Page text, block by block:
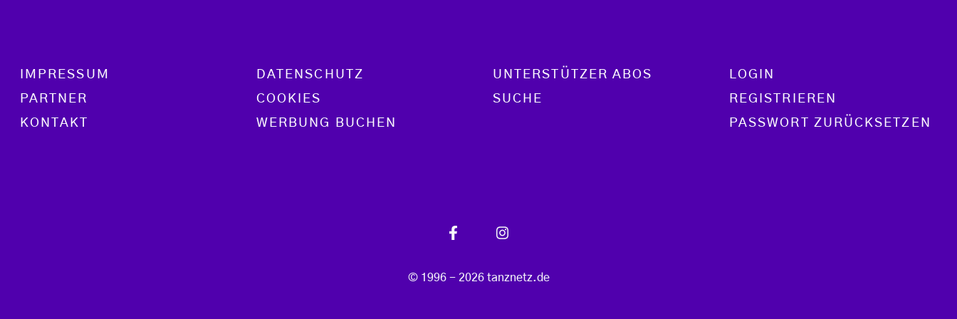
Footer menu
IMPRESSUM
PARTNER
KONTAKT
DATENSCHUTZ
COOKIES
WERBUNG BUCHEN
UNTERSTÜTZER ABOS
SUCHE
LOGIN
REGISTRIEREN
PASSWORT ZURÜCKSETZEN
© 1996 - 2026 tanznetz.de